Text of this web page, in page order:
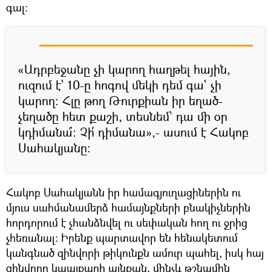
գալ։
«Ադրբեջանը չի կարող հաղթել հային,
ուզում է` 10-ը հոգով մեկի դեմ գա՝ չի
կարող։ Հլը թող Թուրքիան իր եղած-
չեղածը հետ քաշի, տեսնեմ՝ դա մի օր
կդիմանա՞։ Չի՛ դիմանա»,- ասում է Հակոբ
Սահակյանը։
Հակոբ Սահակյանն իր համագյուղացիներին ու
մյուս սահմանամերձ համայնքների բնակիչներին
հորդորում է չհանձնվել ու սեփական հող ու ջրից
չհեռանալ։ Իրենք պարտավոր են հենակետում
կանգնած զինվորի թիկունքն ամուր պահել, իսկ հայ
զինվորը կպայքարի այնքան, մինչև թշնամին